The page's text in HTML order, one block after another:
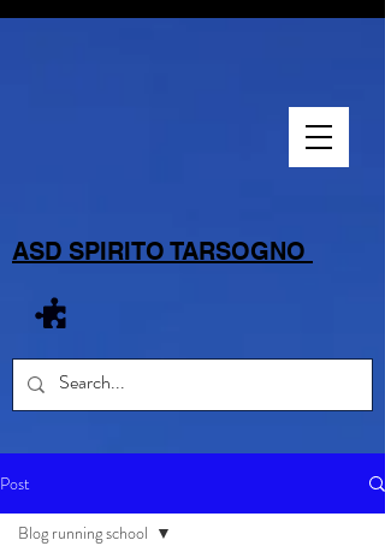
ASD SPIRITO TARSOGNO
Post
Blog running school